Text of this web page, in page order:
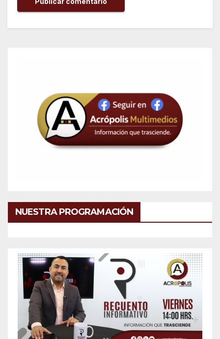
NUESTRA PROGRAMACIÓN